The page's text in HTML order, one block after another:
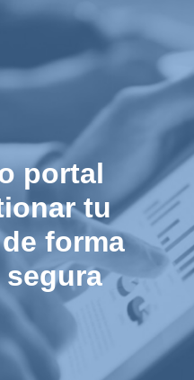
portal
tu
forma